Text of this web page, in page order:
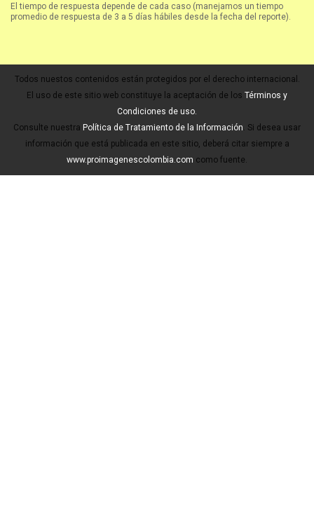
El tiempo de respuesta depende de cada caso (manejamos un tiempo
promedio de respuesta de 3 a 5 días hábiles desde la fecha del reporte).
Todos nuestos contenidos están protegidos por el derecho internacional.
El uso de este sitio web constituye la aceptación de los Términos y
Condiciones de uso.
Consulte nuestra Política de Tratamiento de la Información. Si desea usar
información que está publicada en este sitio, deberá citar siempre a
www.proimagenescolombia.com como fuente.